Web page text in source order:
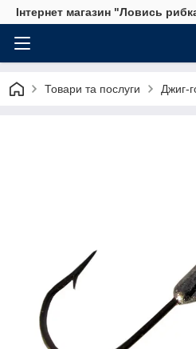
Інтернет магазин "Ловись
Товари та послуги Джиг-